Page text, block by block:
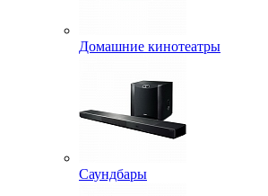
Домашние кинотеатры
Саундбары